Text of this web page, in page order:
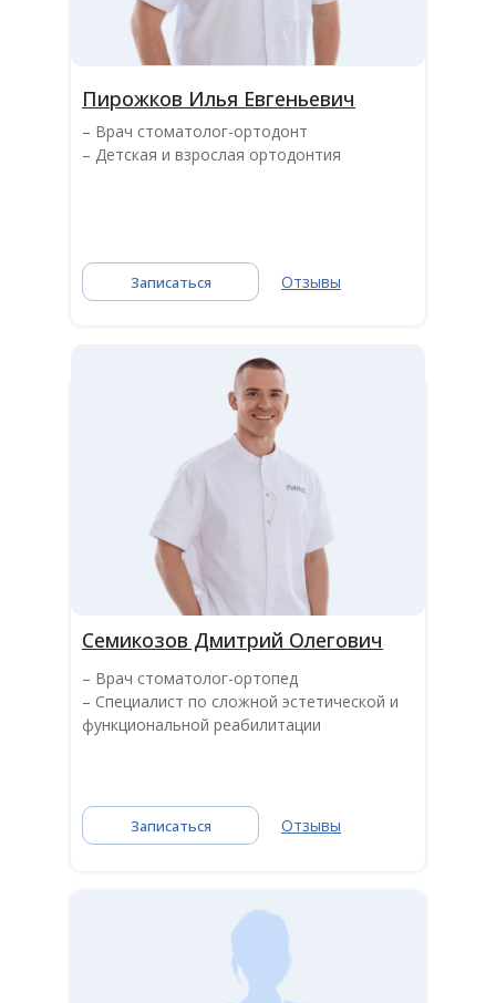
Пирожков Илья Евгеньевич
Отзывы
– Врач стоматолог-ортодонт
– Детская и взрослая ортодонтия
Записаться
Семикозов Дмитрий Олегович
Отзывы
– Врач стоматолог-ортопед
– Специалист по сложной эстетической и
функциональной реабилитации
Записаться